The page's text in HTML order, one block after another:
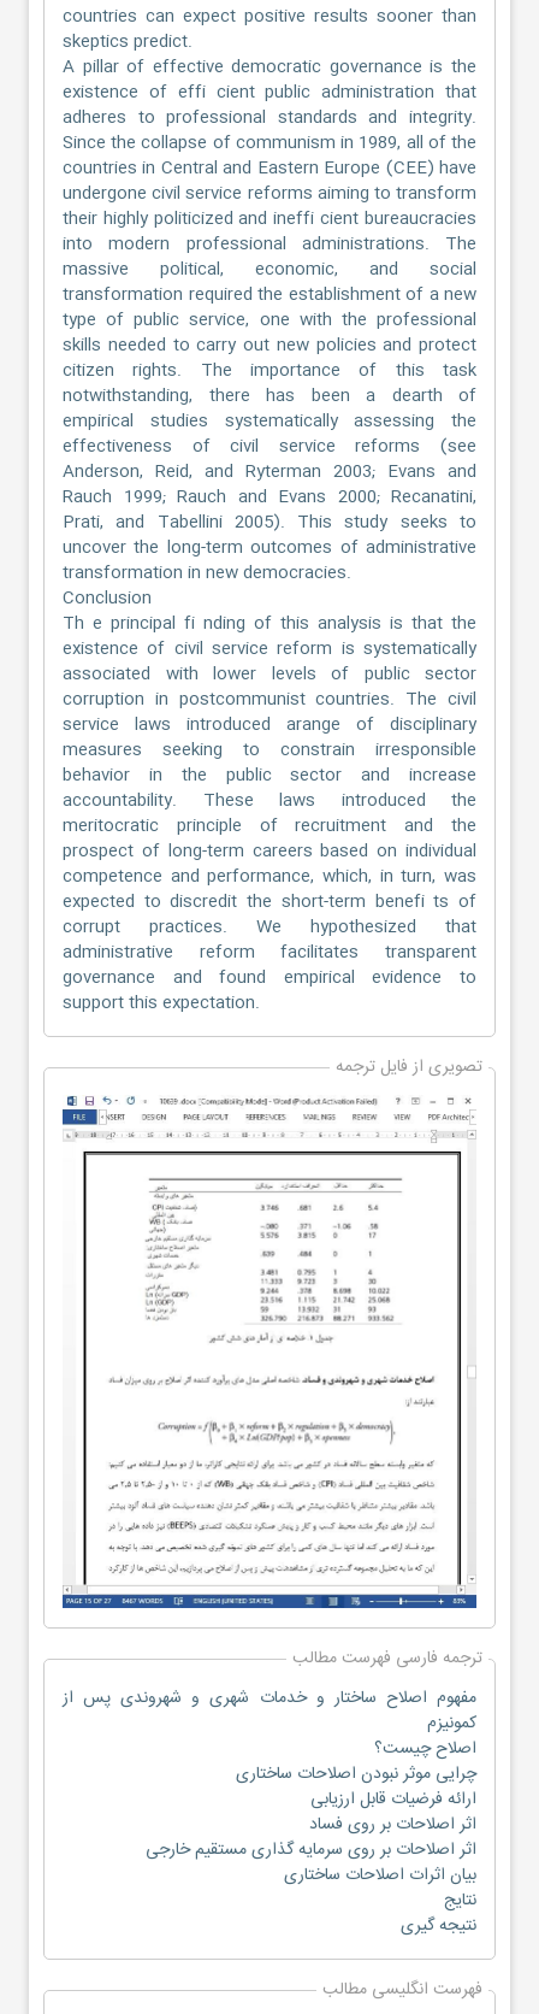
countries can expect positive results sooner than
skeptics predict.
A pillar of effective democratic governance is the
existence of effi cient public administration that
adheres to professional standards and integrity.
Since the collapse of communism in 1989, all of the
countries in Central and Eastern Europe (CEE) have
undergone civil service reforms aiming to transform
their highly politicized and ineffi cient bureaucracies
into modern professional administrations. The
massive political, economic, and social
transformation required the establishment of a new
type of public service, one with the professional
skills needed to carry out new policies and protect
citizen rights. The importance of this task
notwithstanding, there has been a dearth of
empirical studies systematically assessing the
effectiveness of civil service reforms (see
Anderson, Reid, and Ryterman 2003; Evans and
Rauch 1999; Rauch and Evans 2000; Recanatini,
Prati, and Tabellini 2005). This study seeks to
uncover the long-term outcomes of administrative
transformation in new democracies.
Conclusion
Th e principal fi nding of this analysis is that the
existence of civil service reform is systematically
associated with lower levels of public sector
corruption in postcommunist countries. The civil
service laws introduced arange of disciplinary
measures seeking to constrain irresponsible
behavior in the public sector and increase
accountability. These laws introduced the
meritocratic principle of recruitment and the
prospect of long-term careers based on individual
competence and performance, which, in turn, was
expected to discredit the short-term benefi ts of
corrupt practices. We hypothesized that
administrative reform facilitates transparent
governance and found empirical evidence to
support this expectation.
تصویری از فایل ترجمه
ترجمه فارسی فهرست مطالب
مفهوم اصلاح ساختار و خدمات شهری و شهروندی پس از
کمونیزم
اصلاح چیست؟
چرایی موثر نبودن اصلاحات ساختاری
ارائه فرضیات قابل ارزیابی
اثر اصلاحات بر روی فساد
اثر اصلاحات بر روی سرمایه گذاری مستقیم خارجی
بیان اثرات اصلاحات ساختاری
نتایج
نتیجه گیری
فهرست انگلیسی مطالب